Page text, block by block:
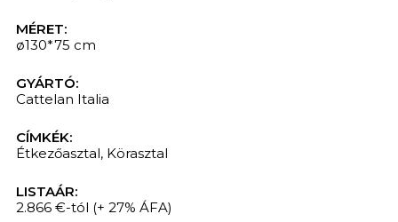
MÉRET:
ø130*75 cm
GYÁRTÓ:
Cattelan Italia
CÍMKÉK:
Étkezőasztal, Körasztal
LISTAÁR:
2.866 €-tól (+ 27% ÁFA)